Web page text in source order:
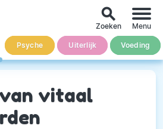
Psyche Uiterlijk Voeding
search
Zoeken Menu
vitaal